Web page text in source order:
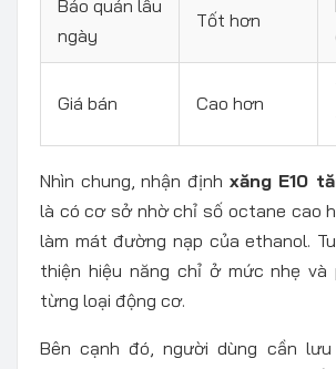
Bảo quản lâu
ngày
Tốt hơn
Giá bán Cao hơn
Nhìn chung, nhận định xăng E10
là có cơ sở nhờ chỉ số octane cao
làm mát đường nạp của ethanol.
thiện hiệu năng chỉ ở mức nhẹ và
từng loại động cơ.
Bên cạnh đó, người dùng cần